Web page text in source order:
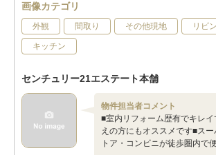
画像カテゴリ
外観 間取り その他現地 リビ
キッチン
センチュリー21エステート本舗
物件担当者コメント
■室内リフォーム歴有でキレ
えの方にもオススメです■ス
トア・コンビニが徒歩圏内で